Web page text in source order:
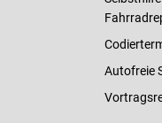
Autofreie